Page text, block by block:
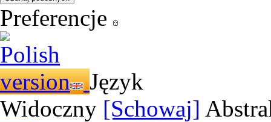
Preferencje
Język
Widoczny [Schowaj]